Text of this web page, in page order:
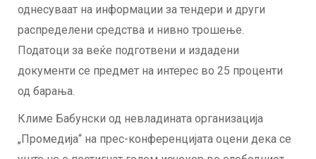
однесуваат на информации за тендери и други
распределени средства и нивно трошење.
Податоци за веќе подготвени и издадени
документи се предмет на интерес во 25 проценти
од барања.
Климе Бабунски од невладината организација
„Промедија“ на прес-конференцијата оцени дека се